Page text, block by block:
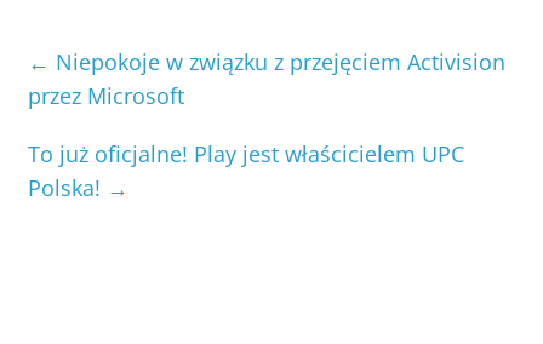
← Niepokoje w związku z przejęciem Activision
przez Microsoft
To już oficjalne! Play jest właścicielem UPC
Polska! →